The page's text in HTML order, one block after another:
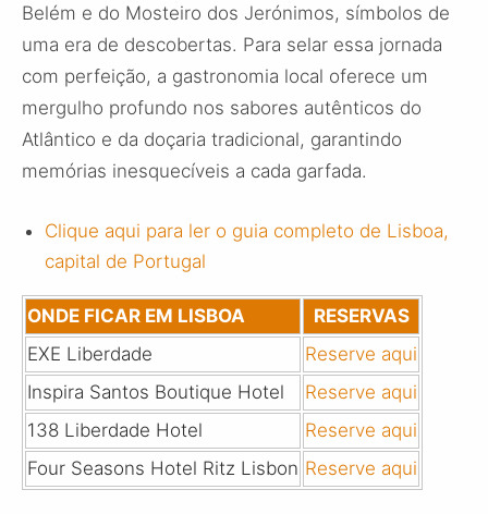
Belém e do Mosteiro dos Jerónimos, símbolos de
uma era de descobertas. Para selar essa jornada
com perfeição, a gastronomia local oferece um
mergulho profundo nos sabores autênticos do
Atlântico e da doçaria tradicional, garantindo
memórias inesquecíveis a cada garfada.
Clique aqui para ler o guia completo de Lisboa,
capital de Portugal
ONDE FICAR EM LISBOA
RESERVAS
EXE Liberdade
Reserve aqui
Inspira Santos Boutique Hotel
Reserve aqui
138 Liberdade Hotel
Reserve aqui
Four Seasons Hotel Ritz Lisbon Reserve aqui